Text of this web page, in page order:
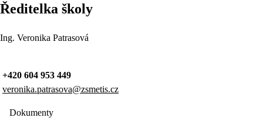
Ředitelka školy
Ing. Veronika Patrasová
+420 604 953 449
veronika.patrasova@zsmetis.cz
Dokumenty